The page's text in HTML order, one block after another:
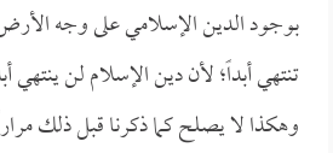
بوجود الدين الإسلامي على وجه
تنتهي أبداً؛ لأن دين الإسلام لن ينتهي
وهكذا لا يصلح كما ذكرنا قبل ذلك